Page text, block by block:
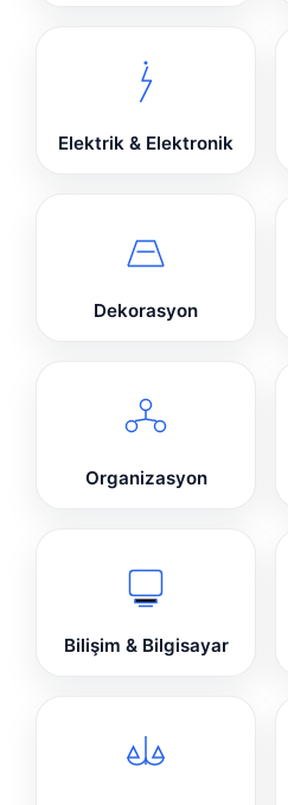
Elektrik & Elektronik
Dekorasyon
Organizasyon
Bilişim & Bilgisayar